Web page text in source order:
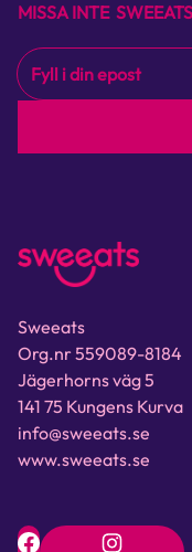
MISSA INTE
Sweeats
Org.nr 559089-8184
Jägerhorns väg 5
141 75 Kungens Kurva
info@sweeats.se
www.sweeats.se